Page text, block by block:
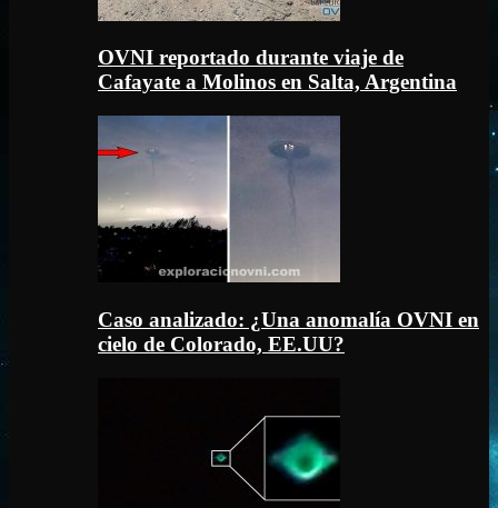
OVNI reportado durante viaje de
Cafayate a Molinos en Salta, Argentina
Caso analizado: ¿Una anomalía OVNI en
cielo de Colorado, EE.UU?